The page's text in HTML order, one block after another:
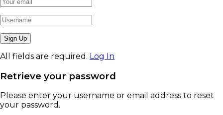
All fields are required. Log In
Retrieve your password
Please enter your username or email address to reset
your password.